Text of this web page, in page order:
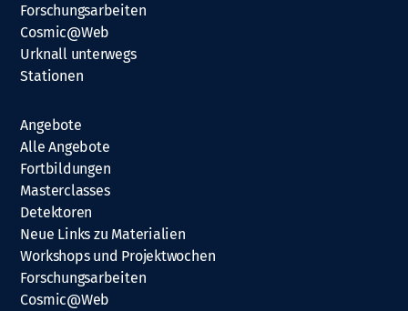
Forschungsarbeiten
Cosmic@Web
Urknall unterwegs
Stationen
Angebote
Alle Angebote
Fortbildungen
Masterclasses
Detektoren
Neue Links zu Materialien
Workshops und Projektwochen
Forschungsarbeiten
Cosmic@Web